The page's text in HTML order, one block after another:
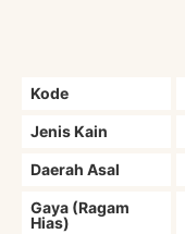
Kode
Jenis Kain
Daerah Asal
Gaya (Ragam
Hias)